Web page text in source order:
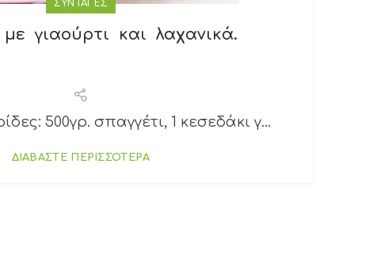
ΣΥΝΤΑΓΕΣ
με γιαούρτι και λαχανικά.
500γρ. σπαγγέτι, 1 κεσεδάκι γ...
ΔΙΑΒΑΣΤΕ ΠΕΡΙΣΣΟΤΕΡΑ